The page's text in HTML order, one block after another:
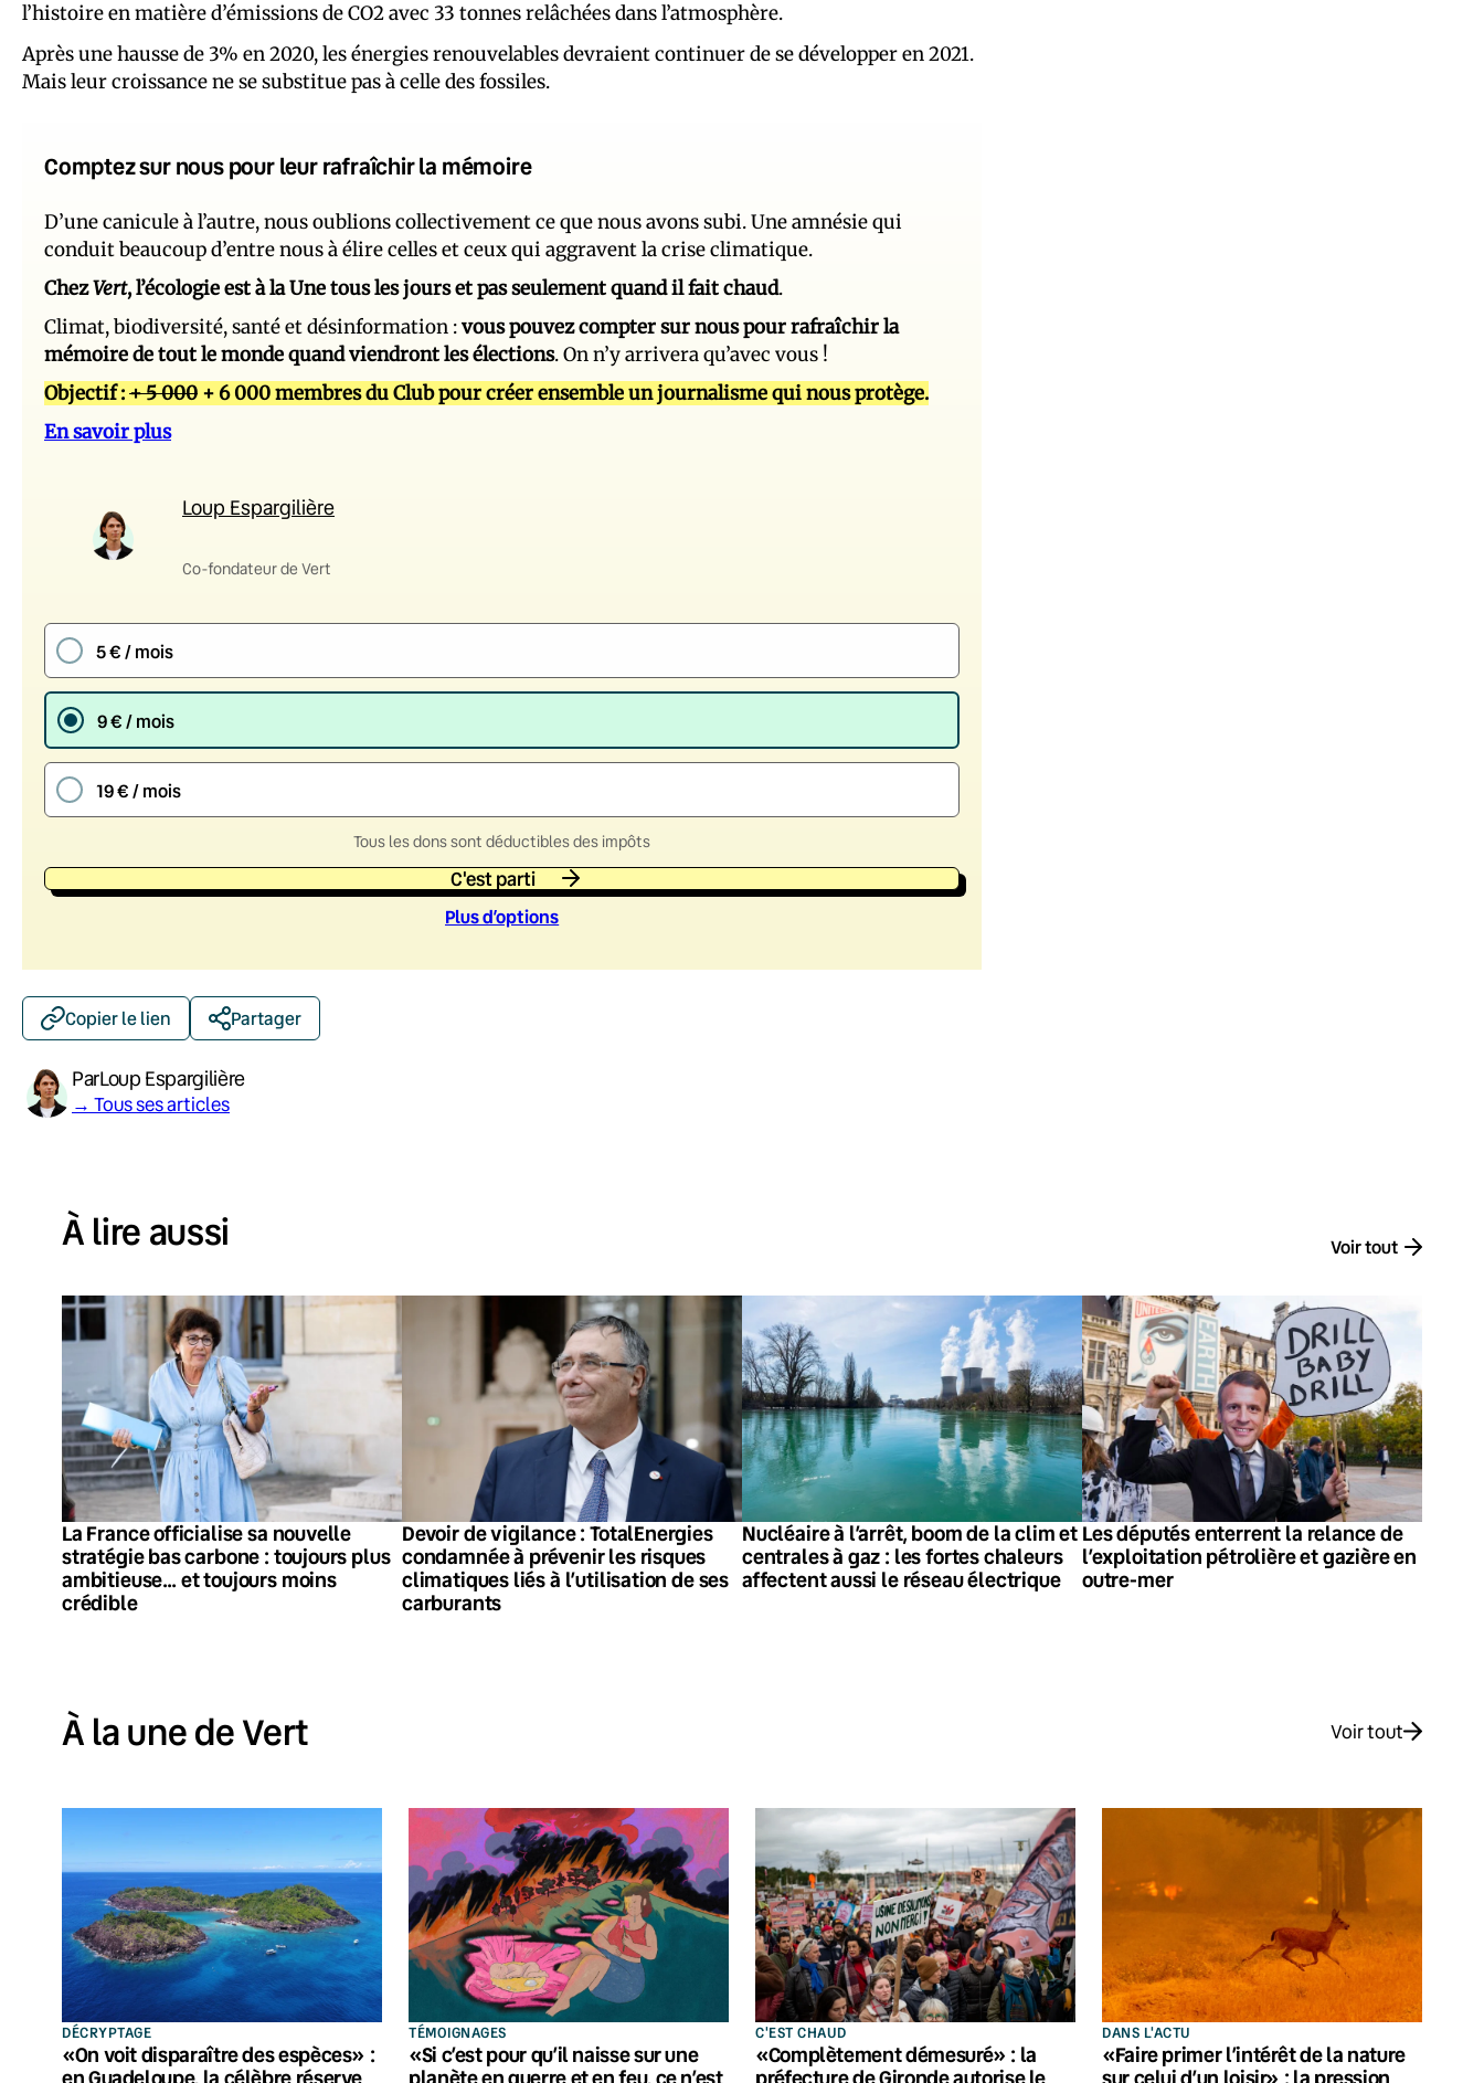
l’histoire en matière d’émissions de CO2 avec 33 tonnes relâchées dans l’atmosphère.
Après une hausse de 3% en 2020, les énergies renouvelables devraient continuer de se développer en 2021.
Mais leur croissance ne se substitue pas à celle des fossiles.
Comptez sur nous pour leur rafraîchir la mémoire
D’une canicule à l’autre, nous oublions collectivement ce que nous avons subi. Une amnésie qui
conduit beaucoup d’entre nous à élire celles et ceux qui aggravent la crise climatique.
ChezVert, l’écologie est à la Une tous les jours et pas seulement quand il fait chaud.
Climat, biodiversité, santé et désinformation :vous pouvez compter sur nous pour rafraîchir la
mémoire de tout le monde quand viendront les élections. On n’y arrivera qu’avec vous !
Objectif :+ 5 000 + 6 000 membres du Club pour créer ensemble un journalisme qui nous protège.
En savoir plus
Loup Espargilière
Co-fondateur de Vert
5 € / mois
9 € / mois
19 € / mois
Tous les dons sont déductibles des impôts
C'est parti
Plus d’options
Copier le lien Partager
ParLoup Espargilière
→ Tous ses articles
À lire aussi Voir tout
La France officialise sa nouvelle
stratégie bas carbone : toujours plus
ambitieuse… et toujours moins
crédible
Devoir de vigilance : TotalEnergies
condamnée à prévenir les risques
climatiques liés à l’utilisation de ses
carburants
Nucléaire à l’arrêt, boom de la clim et
centrales à gaz : les fortes chaleurs
affectent aussi le réseau électrique
Les députés enterrent la relance de
l’exploitation pétrolière et gazière en
outre-mer
À la une de Vert Voir tout
DÉCRYPTAGE
«On voit disparaître des espèces» :
en Guadeloupe, la célèbre réserve
TÉMOIGNAGES
«Si c’est pour qu’il naisse sur une
planète en guerre et en feu, ce n’est
C'EST CHAUD
«Complètement démesuré» : la
préfecture de Gironde autorise le
DANS L'ACTU
«Faire primer l’intérêt de la nature
sur celui d’un loisir» : la pression